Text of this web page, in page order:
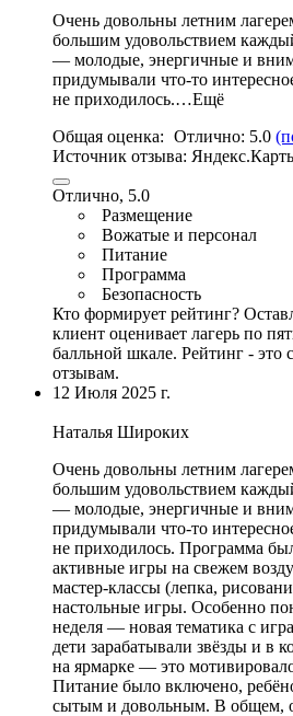
Очень довольны летним
большим удовольствием
— молодые, энергичные и
придумывали что-то
не приходилось.…Ещё
Общая оценка: Отлично: 5.0
Источник отзыва:
Отлично, 5.0
Размещение
Вожатые и персонал
Питание
Программа
Безопасность
Кто формирует рейтинг?
клиент оценивает лагерь по
балльной шкале. Рейтинг - это
отзывам.
12 Июля 2025 г.
Наталья Широких
Очень довольны летним
большим удовольствием
— молодые, энергичные и
придумывали что-то
не приходилось. Программа
активные игры на свежем
мастер-классы (лепка,
настольные игры. Особенно
неделя — новая тематика с
дети зарабатывали звёзды и в
на ярмарке — это
Питание было включено,
сытым и довольным. В общем,